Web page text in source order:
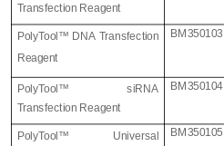
Transfection Reagent
PolyTool™ DNA Transfection
Reagent
BM350103
PolyTool™ siRNA
Transfection Reagent
BM350104
PolyTool™ Universal
BM350105